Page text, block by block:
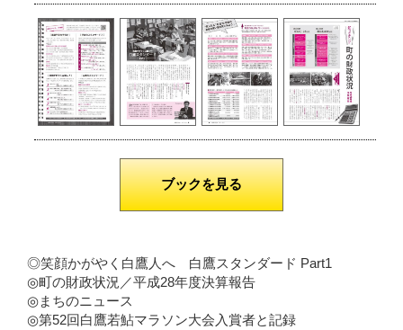
ブックを見る
◎笑顔かがやく白鷹人へ 白鷹スタンダード Part1
◎町の財政状況／平成28年度決算報告
◎まちのニュース
◎第52回白鷹若鮎マラソン大会入賞者と記録
動作環境
リンク集